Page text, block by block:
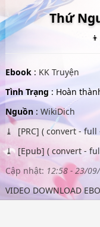
Thứ
Ebook : KK Truyện
Tình Trạng : Hoàn
Nguồn: WikiDich
[PRC] ( convert - full
[Epub] ( convert -
Cập nhật: 12:58 - 23/
VIDEO DOWNLOAD